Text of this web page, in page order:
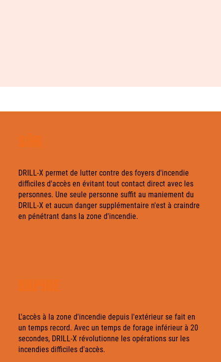
DRILL-X permet de lutter contre des foyers d'incendie
difficiles d'accès en évitant tout contact direct avec les
personnes. Une seule personne suffit au maniement du
DRILL-X et aucun danger supplémentaire n'est à craindre
en pénétrant dans la zone d'incendie.
L'accès à la zone d'incendie depuis l'extérieur se fait en
un temps record. Avec un temps de forage inférieur à 20
secondes, DRILL-X révolutionne les opérations sur les
incendies difficiles d'accès.